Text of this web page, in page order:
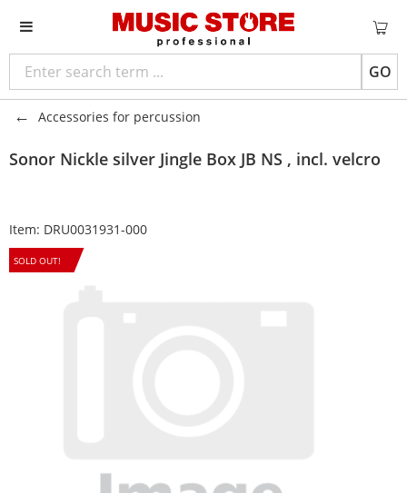
GO
Accessories for percussion
Sonor Nickle silver Jingle Box JB NS , incl. velcro
Item: DRU0031931-000
SOLD OUT!